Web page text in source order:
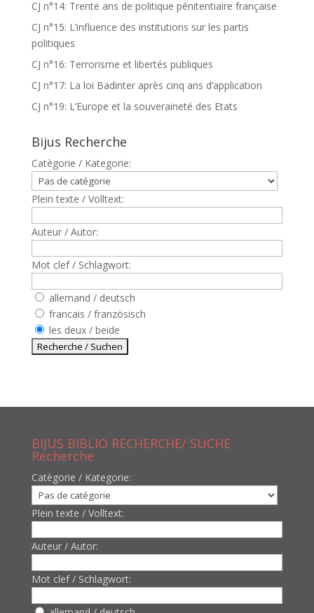
CJ n°14: Trente ans de politique pénitentiaire française
CJ n°15: L’influence des institutions sur les partis
politiques
CJ n°16: Terrorisme et libertés publiques
CJ n°17: La loi Badinter après cinq ans d’application
CJ n°19: L’Europe et la souveraineté des Etats
Bijus Recherche
Catègorie / Kategorie:
Plein texte / Volltext:
Auteur / Autor:
Mot clef / Schlagwort:
allemand / deutsch
francais / französisch
les deux / beide
BIJUS BIBLIO RECHERCHE/ SUCHE
Recherche
Catègorie / Kategorie:
Plein texte / Volltext:
Auteur / Autor:
Mot clef / Schlagwort: